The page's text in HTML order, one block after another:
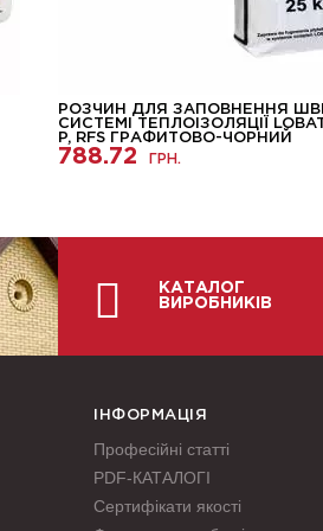
РОЗЧИН ДЛЯ ЗАПОВНЕННЯ
СИСТЕМІ ТЕПЛОІЗОЛЯЦІЇ
P, RFS ГРАФИТОВО-ЧОРНИЙ
788.72 ГРН.
КАТАЛОГ
ВИРОБНИКІВ
ІНФОРМАЦІЯ
Професійні статті
PDF-КАТАЛОГІ
Сертифікати якості